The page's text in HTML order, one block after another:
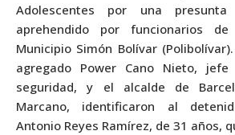
Adolescentes por una
aprehendido por funcionarios
Municipio Simón Bolívar
agregado Power Cano Nieto,
seguridad, y el alcalde de
Marcano, identificaron al
Antonio Reyes Ramírez, de 31 años,